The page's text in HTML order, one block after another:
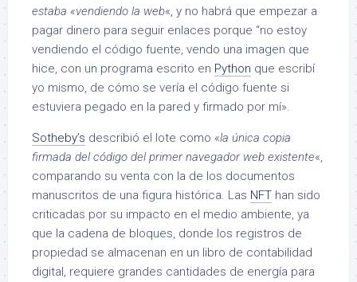
estaba «vendiendo la web«, y no habrá que empezar a
pagar dinero para seguir enlaces porque “no estoy
vendiendo el código fuente, vendo una imagen que
hice, con un programa escrito en Python que escribí
yo mismo, de cómo se vería el código fuente si
estuviera pegado en la pared y firmado por mí».
Sotheby’s describió el lote como «la única copia
firmada del código del primer navegador web existente«,
comparando su venta con la de los documentos
manuscritos de una figura histórica. Las NFT han sido
criticadas por su impacto en el medio ambiente, ya
que la cadena de bloques, donde los registros de
propiedad se almacenan en un libro de contabilidad
digital, requiere grandes cantidades de energía para